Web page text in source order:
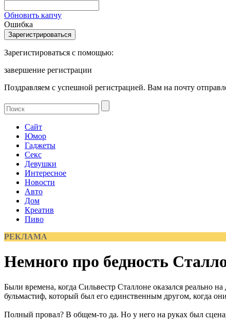
Обновить капчу
Ошибка
Зарегистироваться с помощью:
завершение регистрации
Поздравляем с успешной регистрацией. Вам на почту
Сайт
Юмор
Гаджеты
Секс
Девушки
Интересное
Новости
Авто
Дом
Креатив
Пиво
РЕКЛАМА
Немного про бедность
Были времена, когда Сильвестр Сталлоне оказался реально
бульмастиф, который был его единственным другом, когда
Полный провал? В общем-то да. Но у него на руках был